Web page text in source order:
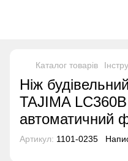
Каталог товарів
Ніж
TAJIMA
автоматичний
Артикул: 1101-0235